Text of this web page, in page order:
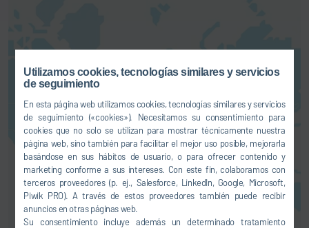
Utilizamos cookies, tecnologías similares y servicios
de seguimiento
En esta página web utilizamos cookies, tecnologías similares y servicios
de seguimiento («cookies»). Necesitamos su consentimiento para
cookies que no solo se utilizan para mostrar técnicamente nuestra
página web, sino también para facilitar el mejor uso posible, mejorarla
basándose en sus hábitos de usuario, o para ofrecer contenido y
marketing conforme a sus intereses. Con este fin, colaboramos con
terceros proveedores (p. ej., Salesforce, LinkedIn, Google, Microsoft,
Piwik PRO). A través de estos proveedores también puede recibir
anuncios en otras páginas web.
Su consentimiento incluye además un determinado tratamiento
mapas. Esto implica una
transferencia de sus datos (p. ej.,
dirección IP) al proveedor en
cuestión, tal como le explicamos
en nuestrapolítica de privacidad.
AUTORIZACIÓN